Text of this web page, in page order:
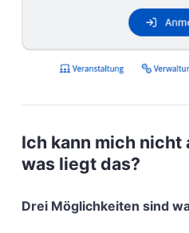
Ich kann mich nicht
was liegt das?
Drei Möglichkeiten sind